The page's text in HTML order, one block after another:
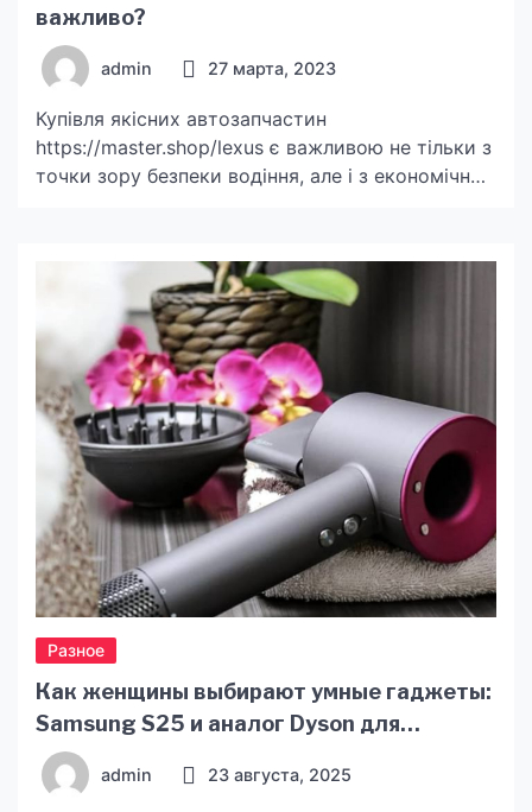
важливо?
admin 27 марта, 2023
Купівля якісних автозапчастин
https://master.shop/lexus є важливою не тільки з
точки зору безпеки водіння, але і з економічних
знадобиться заміна певних деталей. І тут
важливо зрозуміти, що не всі запчастини
створені рівними. Плюси купівлі якісних
автозапчастин Оригінальні запчастини, які
виготовляються виробником автомобіля,
завжди будуть […]
Разное
Как женщины выбирают умные гаджеты:
Samsung S25 и аналог Dyson для
стильной жизни
admin 23 августа, 2025